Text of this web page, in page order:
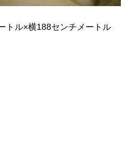
トル×横188センチメートル